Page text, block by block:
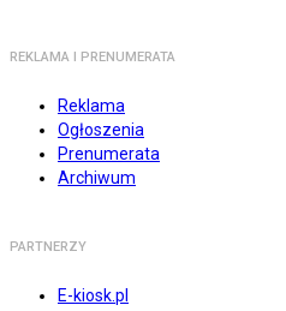
REKLAMA I PRENUMERATA
Reklama
Ogłoszenia
Prenumerata
Archiwum
PARTNERZY
E-kiosk.pl